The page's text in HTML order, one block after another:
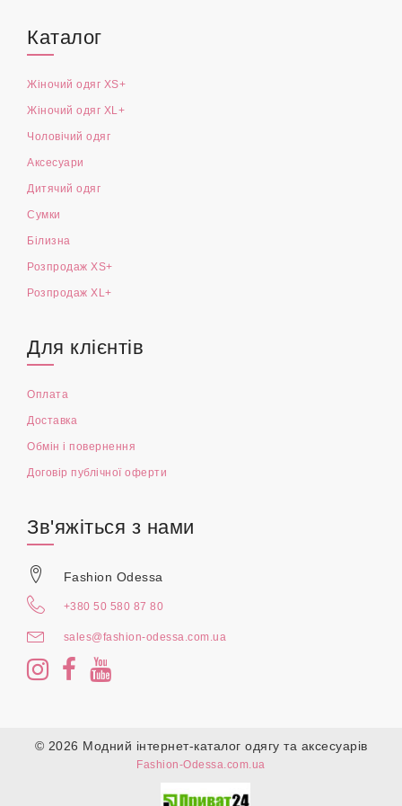
Каталог
Жіночий одяг XS+
Жіночий одяг XL+
Чоловічий одяг
Аксесуари
Дитячий одяг
Сумки
Білизна
Розпродаж XS+
Розпродаж XL+
Для клієнтів
Оплата
Доставка
Обмін і повернення
Договір публічної оферти
Зв'яжіться з нами
Fashion Odessa
+380 50 580 87 80
sales@fashion-odessa.com.ua
© 2026 Модний інтернет-каталог одягу та аксесуарів
Fashion-Odessa.com.ua